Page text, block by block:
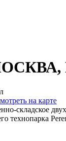
на карте
складское
технопарка